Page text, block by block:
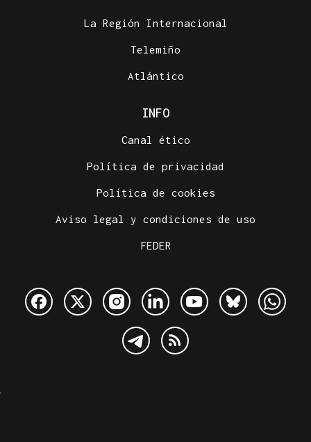
La Región Internacional
Telemiño
Atlántico
INFO
Canal ético
Política de privacidad
Política de cookies
Aviso legal y condiciones de uso
FEDER